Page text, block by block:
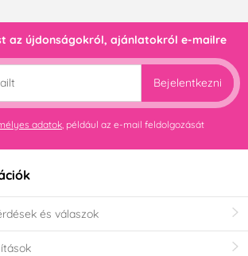
az újdonságokról, ajánlatokról e-mailre
Bejelentkezni
adatok , például az e-mail feldolgozását
és válaszok